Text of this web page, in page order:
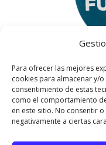
Para ofrecer las mejores
cookies para almacenar y/
consentimiento de estas
como el comportamiento
en este sitio. No consentir
negativamente a ciertas